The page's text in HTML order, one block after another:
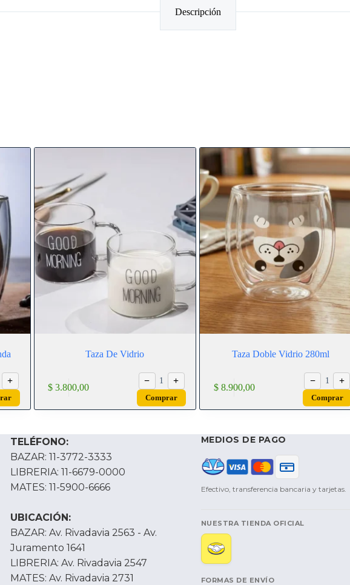
Descripción
+
Taza De Vidrio
$ 3.800,00
− 1 +
Comprar
Taza Doble Vidrio 280ml
$8.900,00
− 1 +
Comprar
TELÉFONO:
BAZAR: 11-3772-3333
LIBRERIA: 11-6679-0000
MATES: 11-5900-6666
UBICACIÓN:
BAZAR: Av. Rivadavia 2563 - Av.
Juramento 1641
LIBRERIA: Av. Rivadavia 2547
MATES: Av. Rivadavia 2731
MEDIOS DE PAGO
Efectivo, transferencia bancaria y tarjetas.
NUESTRA TIENDA OFICIAL
FORMAS DE ENVÍO